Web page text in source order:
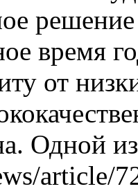
время
от
Одной
article/